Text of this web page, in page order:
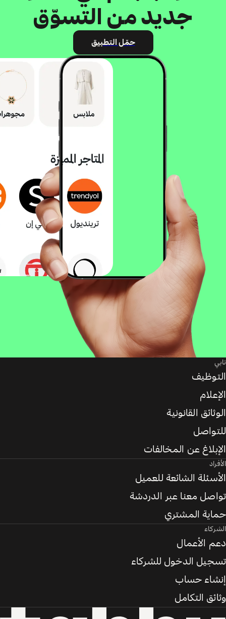
جديد من التسوّق
حمّل التطبيق
تابي
التوظيف
الإعلام
الوثائق القانونية
للتواصل
الإبلاغ عن المخالفات
الأفراد
الأسئلة الشائعة للعميل
تواصل معنا عبر الدردشة
حماية المشتري
الشركاء
دعم الأعمال
تسجيل الدخول للشركاء
إنشاء حساب
وثائق التكامل